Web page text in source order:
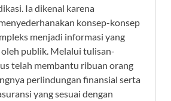
Ia dikenal karena
konsep-konsep
menjadi informasi yang
publik. Melalui tulisan-
telah membantu ribuan orang
perlindungan finansial serta
yang sesuai dengan